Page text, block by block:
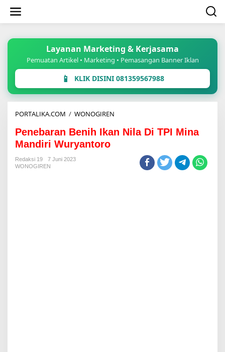
konten
Layanan Marketing & Kerjasama
Pemuatan Artikel • Marketing • Pemasangan Banner Iklan
📱 KLIK DISINI 081359567988
PORTALIKA.COM / WONOGIREN
Ikan
Penebaran Benih Ikan Nila Di TPI Mina
Mandiri Wuryantoro
Redaksi 19
7 Juni 2023
WONOGIREN